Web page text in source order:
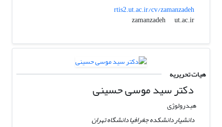
rtis2.ut.ac.ir/cv/zamanzadeh
zamanzadeh
ut.ac.ir
هیات تحریریه
دکتر سید موسی حسینی
هیدرولوژی
دانشیار دانشکده جغرافیا دانشگاه تهران